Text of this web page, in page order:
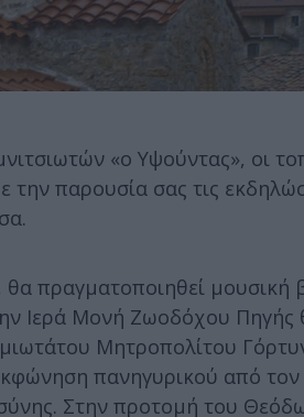
«ο Υψούντας», οι
την παρουσία σας τις
πραγματοποιηθεί μουσική
Ιερά Μονή Ζωοδόχου Πηγής
Μητροπολίτου
πανηγυρικού από
Στην προτομή του